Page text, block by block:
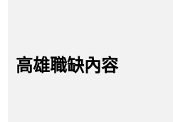
高雄職缺內容